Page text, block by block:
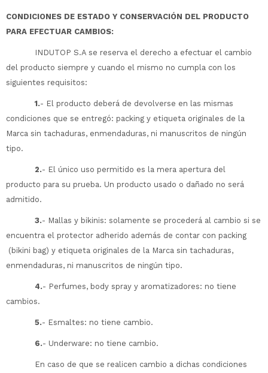
CONDICIONES DE ESTADO Y CONSERVACIÓN DEL PRODUCTO
PARA EFECTUAR CAMBIOS:
INDUTOP S.A se reserva el derecho a efectuar el cambio
del producto siempre y cuando el mismo no cumpla con los
siguientes requisitos:
1.- El producto deberá de devolverse en las mismas
condiciones que se entregó: packing y etiqueta originales de la
Marca sin tachaduras, enmendaduras, ni manuscritos de ningún
tipo.
2.- El único uso permitido es la mera apertura del
producto para su prueba. Un producto usado o dañado no será
admitido.
3.- Mallas y bikinis: solamente se procederá al cambio si se
encuentra el protector adherido además de contar con packing
(bikini bag) y etiqueta originales de la Marca sin tachaduras,
enmendaduras, ni manuscritos de ningún tipo.
4.- Perfumes, body spray y aromatizadores: no tiene
cambios.
5.- Esmaltes: no tiene cambio.
6.- Underware: no tiene cambio.
En caso de que se realicen cambio a dichas condiciones